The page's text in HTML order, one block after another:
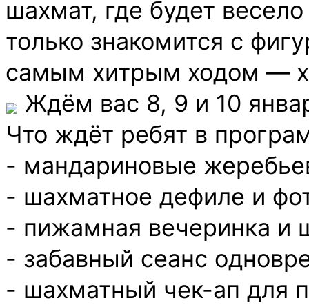
шахмат, где будет
только знакомится с
самым хитрым ходом —
Ждём вас 8, 9 и 10
Что ждёт ребят в
- мандариновые
- шахматное дефиле и
- пижамная вечеринка и
- забавный сеанс
- шахматный чек-ап для